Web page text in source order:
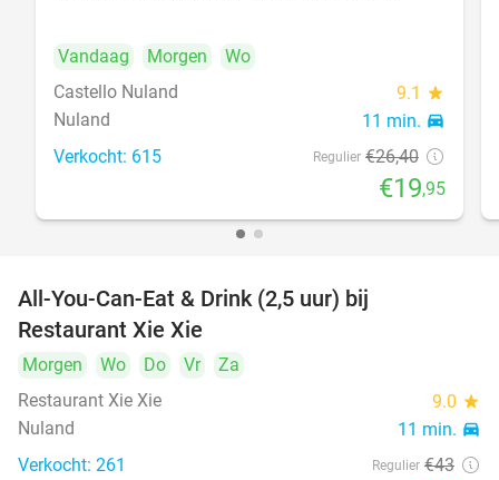
Vandaag Morgen
Wo
Castello Nuland
9.1 star
Nuland 11 min. directions_car
Verkocht: 615 Regulier €26,40
€19,95
All-You-Can-Eat & Drink (2,5 uur) bij
Restaurant Xie Xie
Morgen Wo Do Vr
Za
Restaurant Xie Xie
9.0 star
Nuland 11 min. directions_car
Verkocht: 261 Regulier €43